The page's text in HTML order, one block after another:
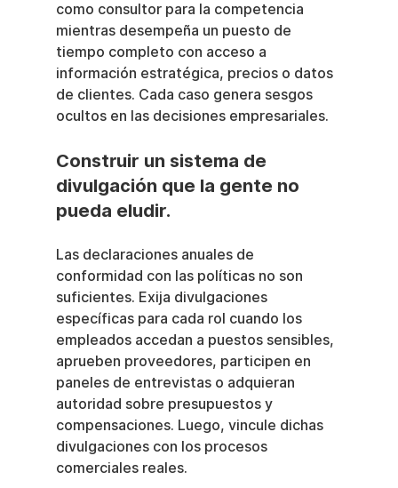
como consultor para la competencia
mientras desempeña un puesto de
tiempo completo con acceso a
información estratégica, precios o datos
de clientes. Cada caso genera sesgos
ocultos en las decisiones empresariales.
Construir un sistema de
divulgación que la gente no
pueda eludir.
Las declaraciones anuales de
conformidad con las políticas no son
suficientes. Exija divulgaciones
específicas para cada rol cuando los
empleados accedan a puestos sensibles,
aprueben proveedores, participen en
paneles de entrevistas o adquieran
autoridad sobre presupuestos y
compensaciones. Luego, vincule dichas
divulgaciones con los procesos
comerciales reales.